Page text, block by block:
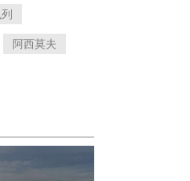
阿西莫夫